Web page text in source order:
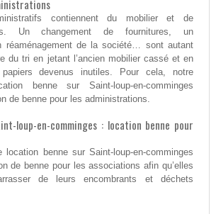
contiennent du mobilier et de
Un changement de fournitures, un
réaménagement de la société… sont autant
du tri en jetant l’ancien mobilier cassé et en
devenus inutiles. Pour cela, notre
benne sur Saint-loup-en-comminges
de benne pour les administrations.
loup-en-comminges : location benne pour
location benne sur Saint-loup-en-comminges
de benne pour les associations afin qu’elles
de leurs encombrants et déchets